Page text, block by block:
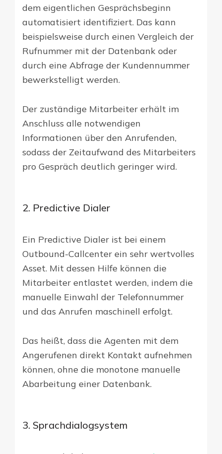
dem eigentlichen Gesprächsbeginn
automatisiert identifiziert. Das kann
beispielsweise durch einen Vergleich der
Rufnummer mit der Datenbank oder
durch eine Abfrage der Kundennummer
bewerkstelligt werden.
Der zuständige Mitarbeiter erhält im
Anschluss alle notwendigen
Informationen über den Anrufenden,
sodass der Zeitaufwand des Mitarbeiters
pro Gespräch deutlich geringer wird.
2. Predictive Dialer
Ein Predictive Dialer ist bei einem
Outbound-Callcenter ein sehr wertvolles
Asset. Mit dessen Hilfe können die
Mitarbeiter entlastet werden, indem die
manuelle Einwahl der Telefonnummer
und das Anrufen maschinell erfolgt.
Das heißt, dass die Agenten mit dem
Angerufenen direkt Kontakt aufnehmen
können, ohne die monotone manuelle
Abarbeitung einer Datenbank.
3. Sprachdialogsystem